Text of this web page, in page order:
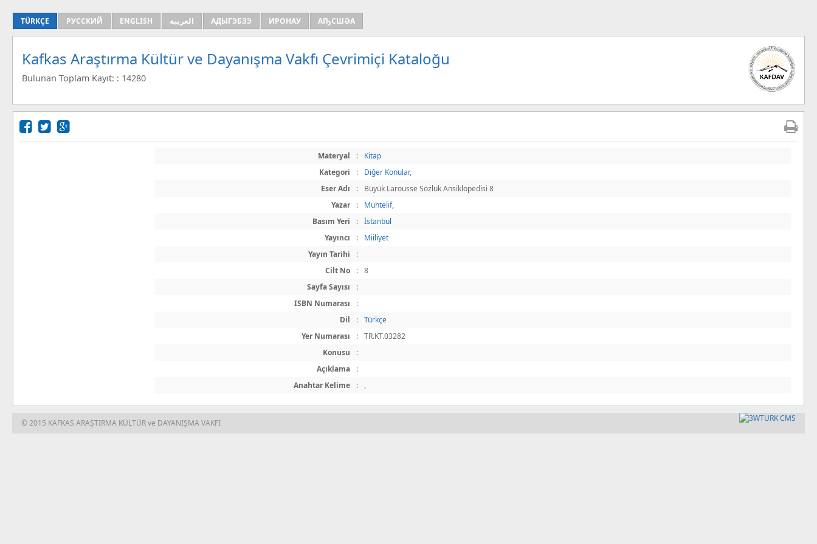
TÜRKÇE РУССКИЙ ENGLISH العربية АДЫГЭБЗЭ ИРОНАУ АҦСШӘА
Kafkas Araştırma Kültür ve Dayanışma Vakfı Çevrimiçi Kataloğu
Bulunan Toplam Kayıt: : 14280
Materyal :
Kitap
Kategori
: Diğer Konular,
Eser Adı
:
Büyük Larousse Sözlük Ansiklopedisi 8
Yazar
: Muhtelif,
Basım Yeri
:
İstanbul
Yayıncı
:
Miiliyet
Yayın Tarihi
:
Cilt No
:
8
Sayfa Sayısı
:
ISBN Numarası
:
Dil
:
Türkçe
Yer Numarası
:
TR.KT.03282
Konusu
:
Açıklama
:
Anahtar Kelime
: ,
© 2015 KAFKAS ARAŞTIRMA KÜLTÜR ve DAYANIŞMA VAKFI